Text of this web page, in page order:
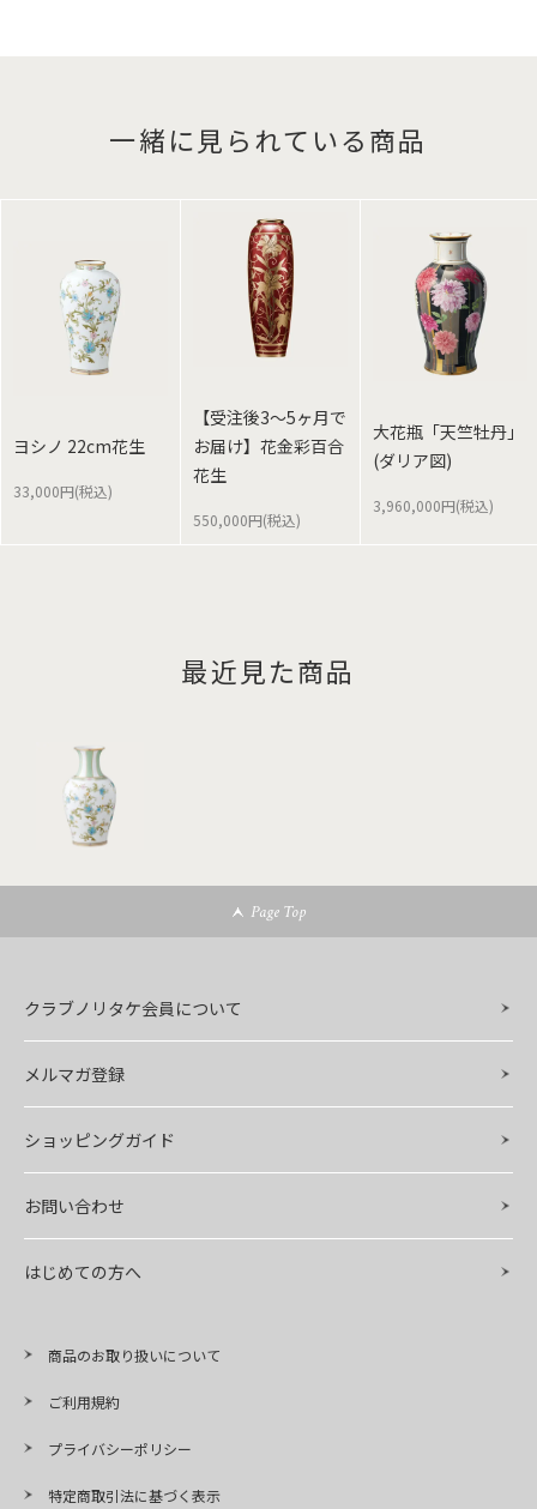
一緒に見られている商品
ヨシノ 22cm花生
33,000円(税込)
【受注後3～5ヶ月で
お届け】花金彩百合
花生
550,000円(税込)
大花瓶「天竺牡丹」
(ダリア図)
3,960,000円(税込)
最近見た商品
Page Top
クラブノリタケ会員について
メルマガ登録
ショッピングガイド
お問い合わせ
はじめての方へ
商品のお取り扱いについて
ご利用規約
プライバシーポリシー
特定商取引法に基づく表示